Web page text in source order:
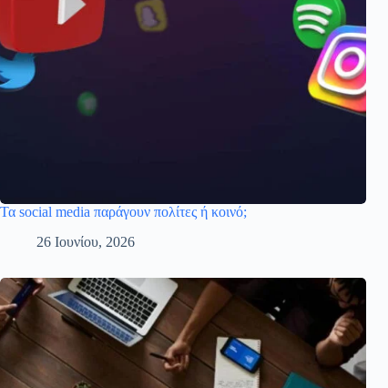
Τα social media παράγουν πολίτες ή κοινό;
26 Ιουνίου, 2026